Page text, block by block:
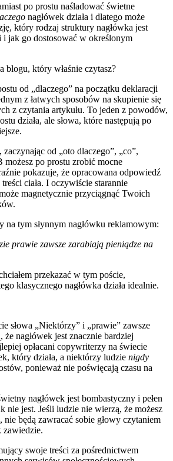
po prostu naśladować świetne
nagłówek działa i dlatego może
który rodzaj struktury nagłówka jest
jak go dostosować w określonym
blogu, który właśnie czytasz?
od „dlaczego” na początku deklaracji
z łatwych sposobów na skupienie się
z czytania artykułu. To jeden z powodów,
działa, ale słowa, które następują po
od „oto dlaczego”, „co”,
po prostu zrobić mocne
pokazuje, że opracowana odpowiedź
ciała. I oczywiście starannie
magnetycznie przyciągnąć Twoich
na tym słynnym nagłówku reklamowym:
prawie zawsze zarabiają pieniądze na
przekazać w tym poście,
klasycznego nagłówka działa idealnie.
słowa „Niektórzy” i „prawie” zawsze
nagłówek jest znacznie bardziej
opłacani copywriterzy na świecie
który działa, a niektórzy ludzie nigdy
ponieważ nie poświęcają czasu na
nagłówek jest bombastyczny i pełen
nie jest. Jeśli ludzie nie wierzą, że możesz
nie będą zawracać sobie głowy czytaniem
zawiedzie.
swoje treści za pośrednictwem